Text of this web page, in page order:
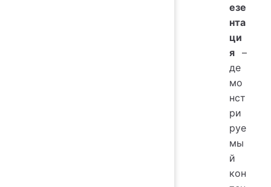
езе
нта
ци
я –
де
мо
нст
ри
руе
мы
й
кон